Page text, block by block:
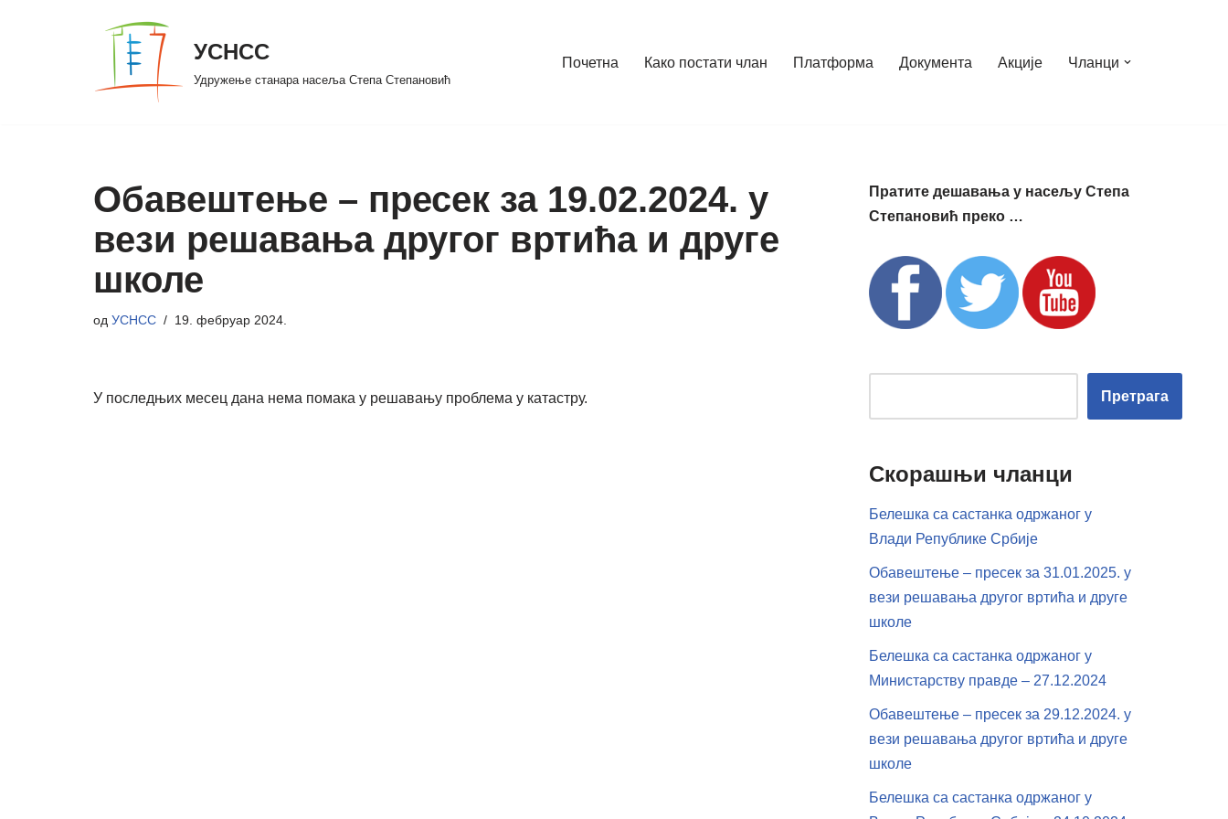
УСНСС
Удружење станара насеља Степа Степановић
Почетна Како постати члан Платформа Документа Акције Чланци
Обавештење – пресек за 19.02.2024. у
вези решавања другог вртића и друге
школе
од УСНСС 19. фебруар 2024.
У последњих месец дана нема помака у решавању проблема у катастру.
Пратите дешавања у насељу Степа
Степановић преко …
Претрага
Скорашњи чланци
Белешка са састанка одржаног у
Влади Републике Србије
Обавештење – пресек за 31.01.2025. у
вези решавања другог вртића и друге
школе
Белешка са састанка одржаног у
Министарству правде – 27.12.2024
Обавештење – пресек за 29.12.2024. у
вези решавања другог вртића и друге
школе
Белешка са састанка одржаног у